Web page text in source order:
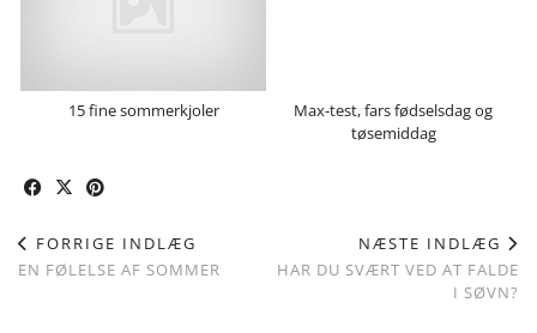
15 fine sommerkjoler
Max-test, fars fødselsdag og
tøsemiddag
FORRIGE INDLÆG
EN FØLELSE AF SOMMER
NÆSTE INDLÆG
HAR DU SVÆRT VED AT FALDE
I SØVN?